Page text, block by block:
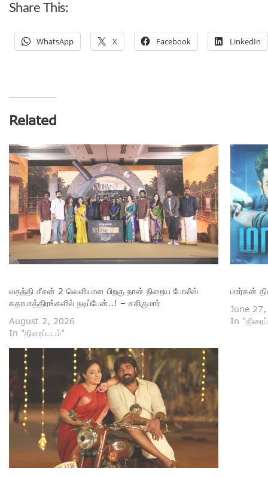
Share This:
WhatsApp X Facebook LinkedIn
Related
வதந்தி சீசன் 2 வெளியான பிறகு நான் நிறைய போலீஸ்
கதாபாத்திரங்களில் நடிப்பேன்..! – சசிகுமார்
August 2, 2026
In "திரைப்படம்"
மார்கன்
June
In